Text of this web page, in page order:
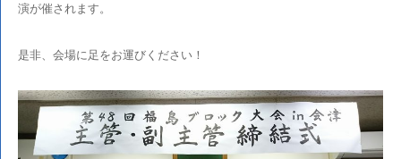
演が催されます。
是非、会場に足をお運びください！